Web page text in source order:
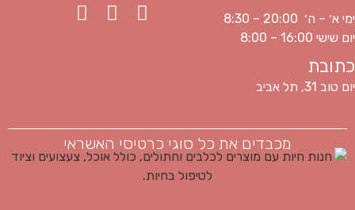
ימי א׳ – ה׳ 20:00 – 8:30
יום שישי 16:00 – 8:00
כתובת
יום טוב 31, תל אביב
מכבדים את כל סוגי כרטיסי האשראי